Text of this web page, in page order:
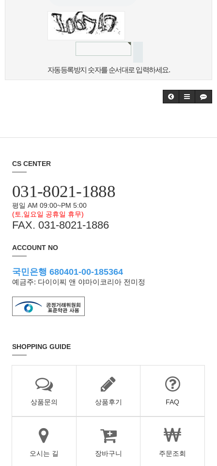
자동등록방지 숫자를 순서대로 입력하세요.
CS CENTER
031-8021-1888
평일 AM 09:00~PM 5:00
(토,일요일 공휴일 휴무)
FAX. 031-8021-1886
ACCOUNT NO
국민은행 680401-00-185364
예금주: 다이이찌 앤 야마이코리아 전미정
SHOPPING GUIDE
상품문의 상품후기 FAQ
오시는 길 장바구니 주문조회